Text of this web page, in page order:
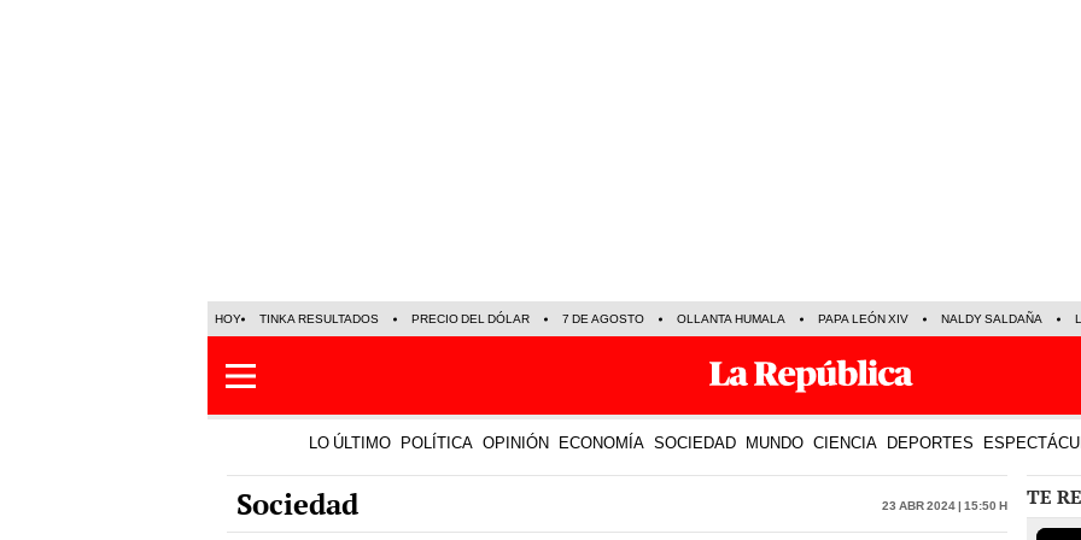
HOY TINKA RESULTADOS PRECIO DEL DÓLAR 7 DE AGOSTO OLLANTA HUMALA PAPA LEÓN XIV NALDY SALDAÑA
LO ÚLTIMO POLÍTICA OPINIÓN ECONOMÍA SOCIEDAD MUNDO CIENCIA DEPORTES
Sociedad 23 Abr 2024 | 15:50 h TE